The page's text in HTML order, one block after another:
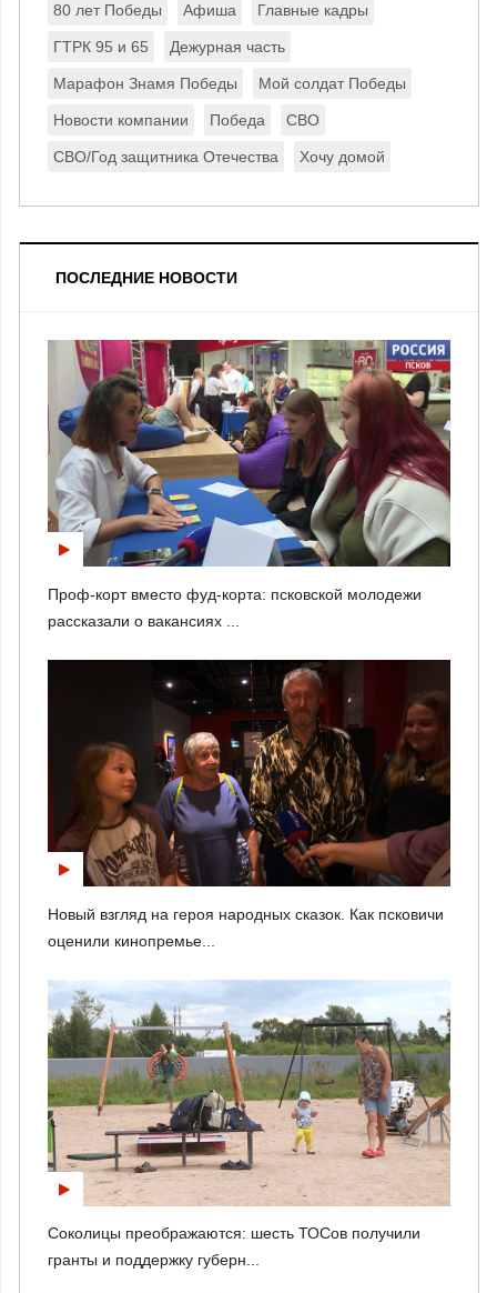
80 лет Победы Афиша Главные кадры
ГТРК 95 и 65 Дежурная часть
Марафон Знамя Победы Мой солдат Победы
Новости компании Победа СВО
СВО/Год защитника Отечества Хочу домой
ПОСЛЕДНИЕ НОВОСТИ
Проф-корт вместо фуд-корта: псковской молодежи
рассказали о вакансиях ...
Новый взгляд на героя народных сказок. Как псковичи
оценили кинопремье...
Соколицы преображаются: шесть ТОСов получили
гранты и поддержку губерн...